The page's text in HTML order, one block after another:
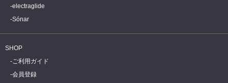
electraglide
Sónar
SHOP
ご利用ガイド
会員登録